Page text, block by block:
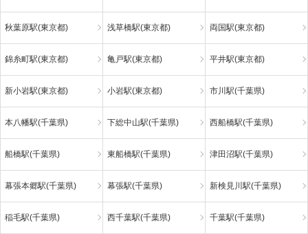
秋葉原駅(東京都) 浅草橋駅(東京都) 両国駅(東京都)
錦糸町駅(東京都) 亀戸駅(東京都) 平井駅(東京都)
新小岩駅(東京都) 小岩駅(東京都) 市川駅(千葉県)
本八幡駅(千葉県) 下総中山駅(千葉県) 西船橋駅(千葉県)
船橋駅(千葉県) 東船橋駅(千葉県) 津田沼駅(千葉県)
幕張本郷駅(千葉県) 幕張駅(千葉県) 新検見川駅(千葉県)
稲毛駅(千葉県) 西千葉駅(千葉県) 千葉駅(千葉県)